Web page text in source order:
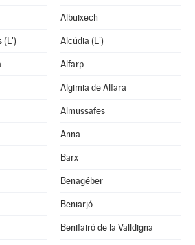
Albuixech
(L') Alcúdia (L')
Alfarp
Algimia de Alfara
Almussafes
Anna
Barx
Benagéber
Beniarjó
Benifairó de la Valldigna